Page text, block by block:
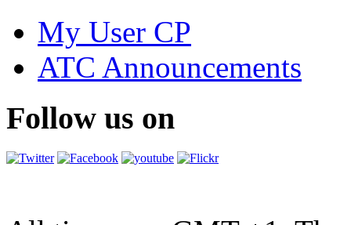
My User CP
ATC Announcements
Follow us on